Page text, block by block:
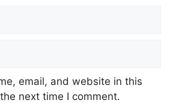
email, and website in this
next time I comment.